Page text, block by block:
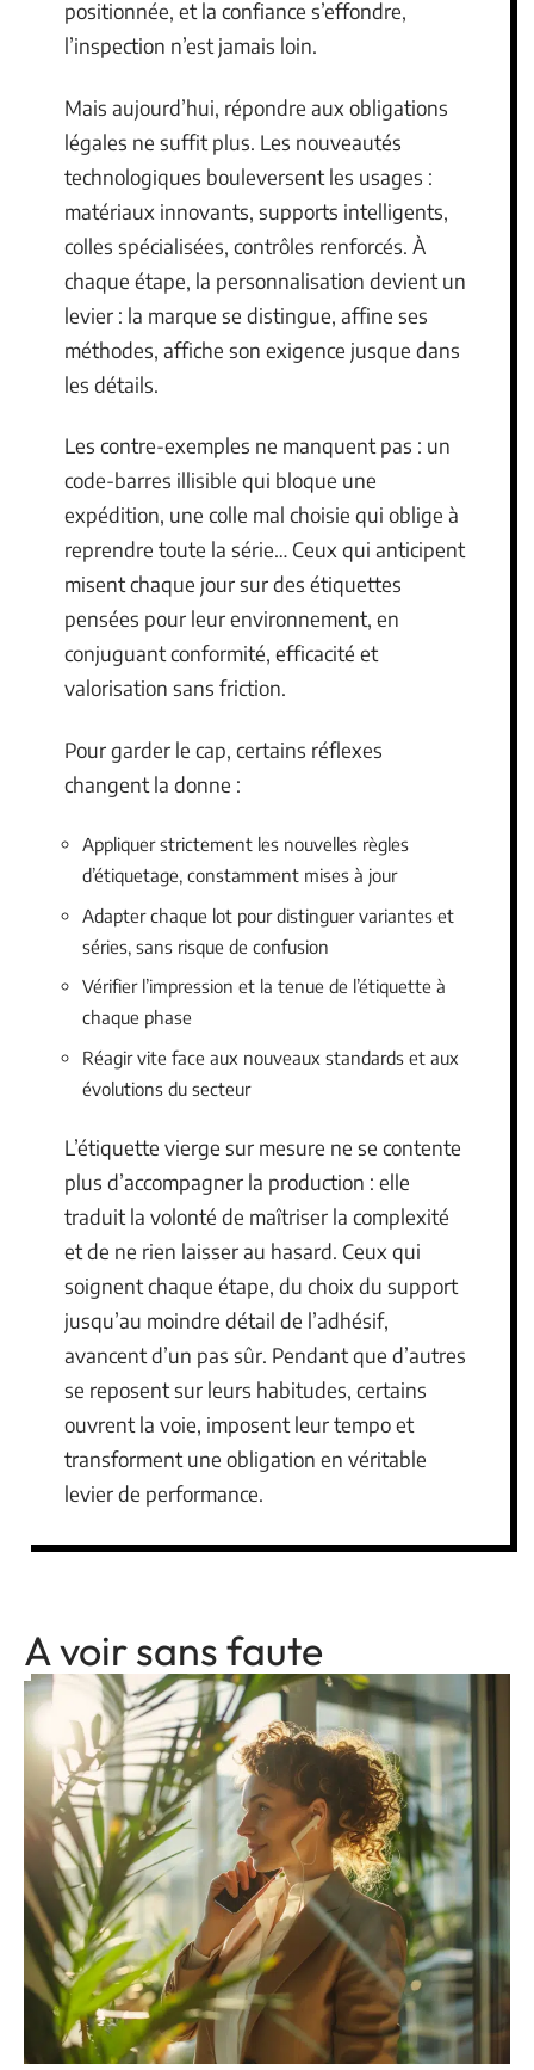
positionnée, et la confiance s’effondre,
l’inspection n’est jamais loin.
Mais aujourd’hui, répondre aux obligations
légales ne suffit plus. Les nouveautés
technologiques bouleversent les usages :
matériaux innovants, supports intelligents,
colles spécialisées, contrôles renforcés. À
chaque étape, la personnalisation devient un
levier : la marque se distingue, affine ses
méthodes, affiche son exigence jusque dans
les détails.
Les contre-exemples ne manquent pas : un
code-barres illisible qui bloque une
expédition, une colle mal choisie qui oblige à
reprendre toute la série… Ceux qui anticipent
misent chaque jour sur des étiquettes
pensées pour leur environnement, en
conjuguant conformité, efficacité et
valorisation sans friction.
Pour garder le cap, certains réflexes
changent la donne :
Appliquer strictement les nouvelles règles
d’étiquetage, constamment mises à jour
Adapter chaque lot pour distinguer variantes et
séries, sans risque de confusion
Vérifier l’impression et la tenue de l’étiquette à
chaque phase
Réagir vite face aux nouveaux standards et aux
évolutions du secteur
L’étiquette vierge sur mesure ne se contente
plus d’accompagner la production : elle
traduit la volonté de maîtriser la complexité
et de ne rien laisser au hasard. Ceux qui
soignent chaque étape, du choix du support
jusqu’au moindre détail de l’adhésif,
avancent d’un pas sûr. Pendant que d’autres
se reposent sur leurs habitudes, certains
ouvrent la voie, imposent leur tempo et
transforment une obligation en véritable
levier de performance.
A voir sans faute